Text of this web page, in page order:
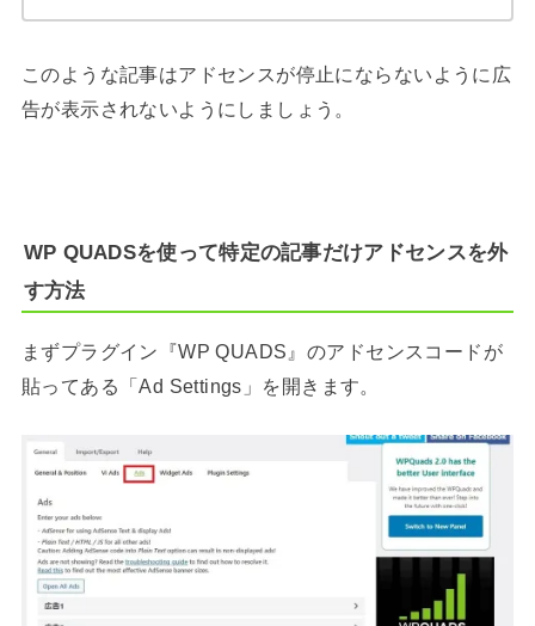
このような記事はアドセンスが停止にならないように広
告が表示されないようにしましょう。
WP QUADSを使って特定の記事だけアドセンスを外
す方法
まずプラグイン『WP QUADS』のアドセンスコードが
貼ってある「Ad Settings」を開きます。